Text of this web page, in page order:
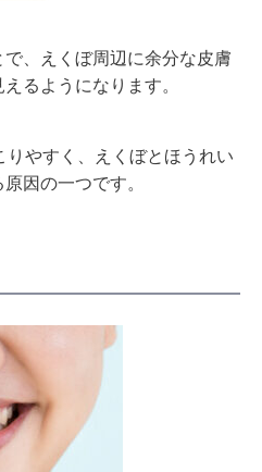
、えくぼ周辺に余分な皮膚
るようになります。
りやすく、えくぼとほうれい
因の一つです。